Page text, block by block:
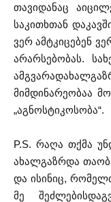
თავიდანაც
საკითხთან
ვერ ამტკიცებენ
არარსებობას.
მიმდინარეობაა
„აგნოსტიკოსობა“.
P.S. რაღა თქმა
ახალგაზრდა
და ისინიც,
მე